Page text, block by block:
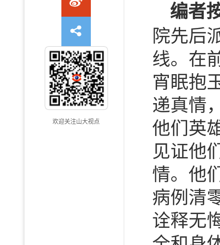
欢迎关注山大视点
编者
院先后
线。在
宵眠抱
递真情
他们英
见证他
情。他
病例清
诠释无